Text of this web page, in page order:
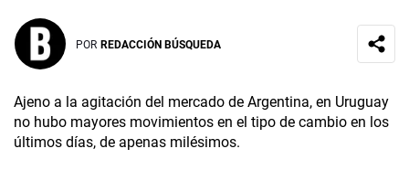
POR REDACCIÓN BÚSQUEDA
Ajeno a la agitación del mercado de Argentina, en Uruguay
no hubo mayores movimientos en el tipo de cambio en los
últimos días, de apenas milésimos.